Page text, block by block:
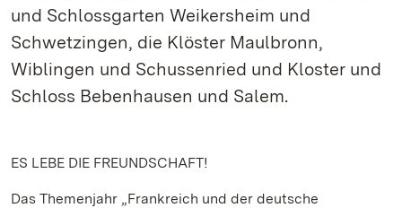
und Schlossgarten Weikersheim und
Schwetzingen, die Klöster Maulbronn,
Wiblingen und Schussenried und Kloster und
Schloss Bebenhausen und Salem.
ES LEBE DIE FREUNDSCHAFT!
Das Themenjahr „Frankreich und der deutsche